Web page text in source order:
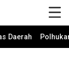
Daerah